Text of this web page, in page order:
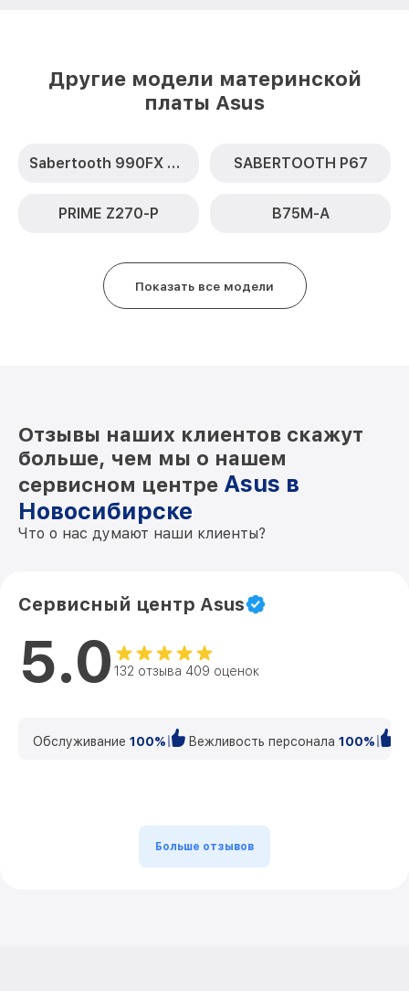
Другие модели материнской
платы Asus
Sabertooth 990FX R2.0 SABERTOOTH P67
PRIME Z270-P B75M-A
Показать все модели
Отзывы наших клиентов скажут
больше, чем мы о нашем
сервисном центре Asus в
Новосибирске
Что о нас думают наши клиенты?
Сервисный центр Asus
5.0 132 отзыва 409 оценок
Обслуживание 100% Вежливость персонала 100%
Больше отзывов